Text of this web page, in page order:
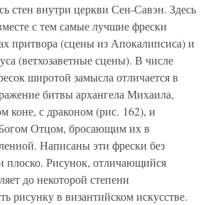
стен внутри церкви Сен-Савэн. Здесь
с тем самые лучшие фрески
притвора (сцены из Апокалипсиса) и
(ветхозаветные сцены). В числе
широтой замысла отличается в
битвы архангела Михаила,
коне, с драконом (рис. 162), и
Богом Отцом, бросающим их в
Написаны эти фрески без
плоско. Рисунок, отличающийся
до некоторой степени
рисунку в византийском искусстве.